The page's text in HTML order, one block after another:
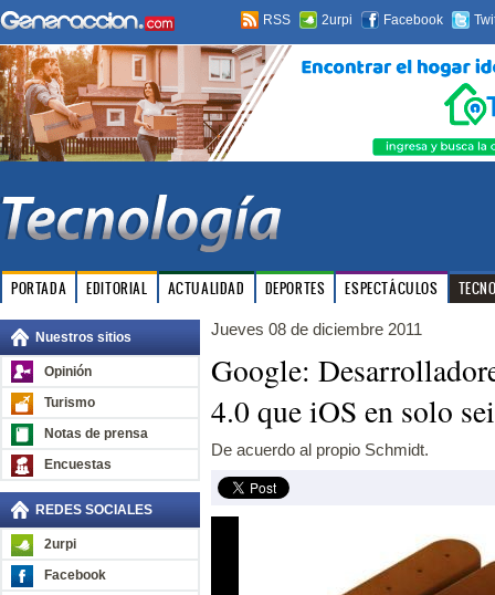
RSS 2urpi Facebook
PORTADA EDITORIAL ACTUALIDAD DEPORTES ESPECTÁCULOS
Nuestros sitios
Opinión
Turismo
Notas de prensa
Encuestas
REDES SOCIALES
2urpi
Facebook
Jueves 08 de diciembre 2011
Google:
4.0 que iOS en solo
De acuerdo al propio Schmidt.